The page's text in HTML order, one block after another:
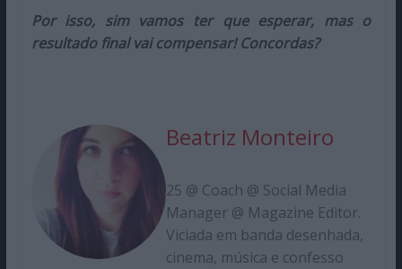
Por isso, sim vamos ter que esperar, mas o
resultado final vai compensar! Concordas?
Beatriz Monteiro
25 @ Coach @ Social Media
Manager @ Magazine Editor.
Viciada em banda desenhada,
cinema, música e confesso